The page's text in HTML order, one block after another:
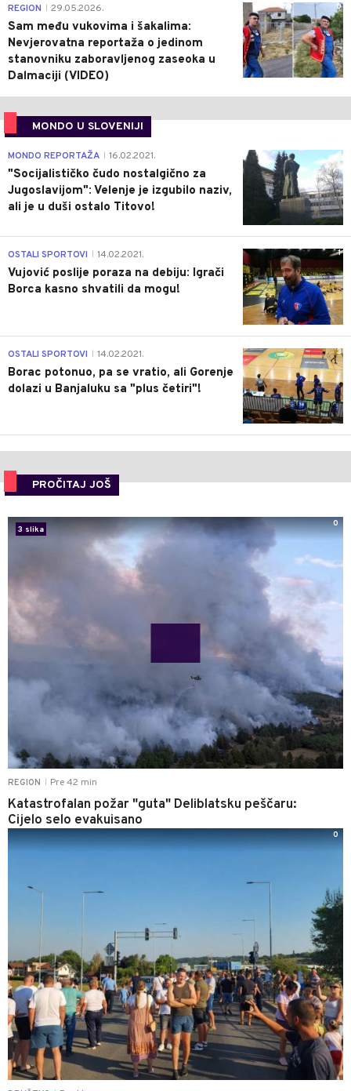
0
REGION 29.05.2026.
Sam među vukovima i šakalima:
Nevjerovatna reportaža o jedinom
stanovniku zaboravljenog zaseoka u
Dalmaciji (VIDEO)
MONDO U SLOVENIJI
4
MONDO REPORTAŽA 16.02.2021.
"Socijalističko čudo nostalgično za
Jugoslavijom": Velenje je izgubilo naziv,
ali je u duši ostalo Titovo!
1
OSTALI SPORTOVI 14.02.2021.
Vujović poslije poraza na debiju: Igrači
Borca kasno shvatili da mogu!
3
OSTALI SPORTOVI 14.02.2021.
Borac potonuo, pa se vratio, ali Gorenje
dolazi u Banjaluku sa "plus četiri"!
PROČITAJ JOŠ
REGION Pre 42 min
Katastrofalan požar "guta" Deliblatsku peščaru:
Cijelo selo evakuisano
3 slika
0
0